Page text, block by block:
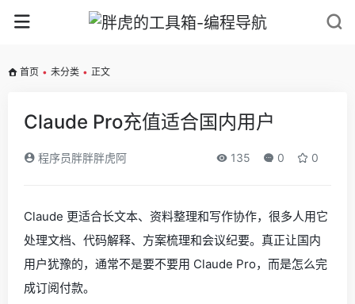
首页 • 未分类 • 正文
Claude Pro充值适合国内用户
程序员胖胖胖虎阿 135 0 0
Claude 更适合长文本、资料整理和写作协作，很多人用它
处理文档、代码解释、方案梳理和会议纪要。真正让国内
用户犹豫的，通常不是要不要用 Claude Pro，而是怎么完
成订阅付款。